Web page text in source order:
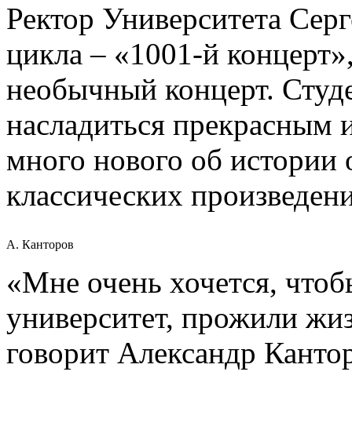
Ректор Университета
цикла – «1001-й
необычный концерт.
насладиться
много нового об истории
классических
А. Канторов
«Мне очень хочется,
университет, прожили
говорит Александр